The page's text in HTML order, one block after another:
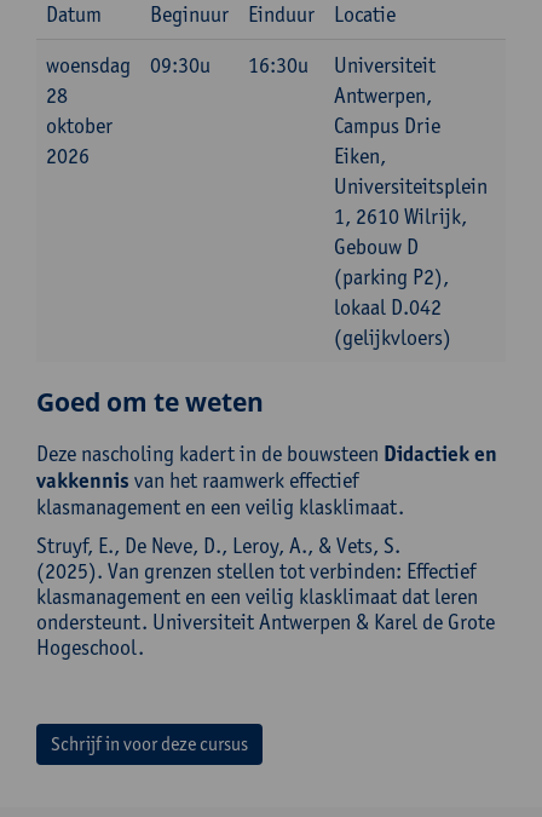
Datum
Beginuur Einduur
Locatie
woensdag
28
oktober
2026
09:30u 16:30u
Universiteit
Antwerpen,
Campus Drie
Eiken,
Universiteitsplein
1, 2610 Wilrijk,
Gebouw D
(parking P2),
lokaal D.042
(gelijkvloers)
Goed om te weten
Deze nascholing kadert in de bouwsteen Didactiek en
vakkennis van het raamwerk effectief
klasmanagement en een veilig klasklimaat.
Struyf, E., De Neve, D., Leroy, A., & Vets, S.
(2025). Van grenzen stellen tot verbinden: Effectief
klasmanagement en een veilig klasklimaat dat leren
ondersteunt. Universiteit Antwerpen & Karel de Grote
Hogeschool.
Schrijf in voor deze cursus